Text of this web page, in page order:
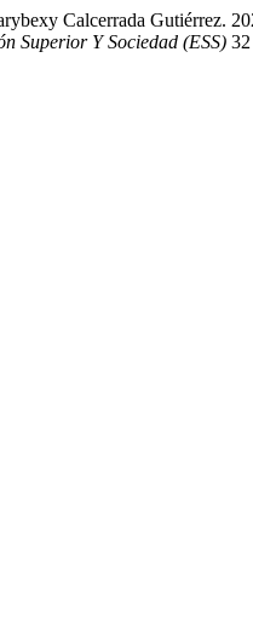
Calcerrada Gutiérrez.
Superior Y Sociedad (ESS)